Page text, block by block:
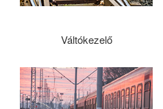
Váltókezelő